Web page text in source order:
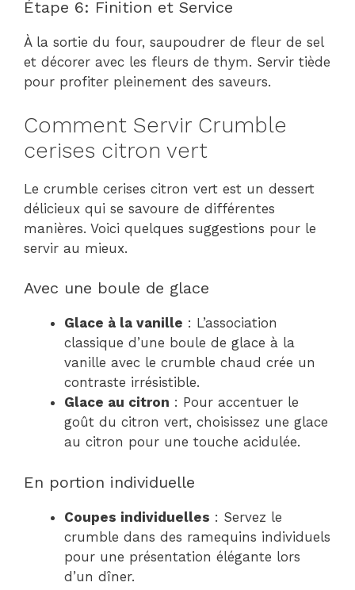
Étape 6: Finition et Service
À la sortie du four, saupoudrer de fleur de sel
et décorer avec les fleurs de thym. Servir tiède
pour profiter pleinement des saveurs.
Comment Servir Crumble
cerises citron vert
Le crumble cerises citron vert est un dessert
délicieux qui se savoure de différentes
manières. Voici quelques suggestions pour le
servir au mieux.
Avec une boule de glace
Glace à la vanille : L’association
classique d’une boule de glace à la
vanille avec le crumble chaud crée un
contraste irrésistible.
Glace au citron : Pour accentuer le
goût du citron vert, choisissez une glace
au citron pour une touche acidulée.
En portion individuelle
Coupes individuelles : Servez le
crumble dans des ramequins individuels
pour une présentation élégante lors
d’un dîner.